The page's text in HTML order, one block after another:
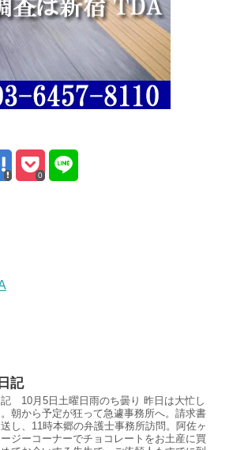
0
記
10月5日土曜日雨のち曇り 昨日は大忙し
朝から予定が狂って急遽事務所へ。請求書
し、11時本郷の弁護士事務所訪問。阿佐ヶ
ジーコーナーでチョコレートをお土産に買